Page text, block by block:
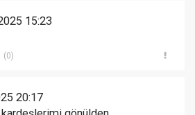
15:23
(0)
20:17